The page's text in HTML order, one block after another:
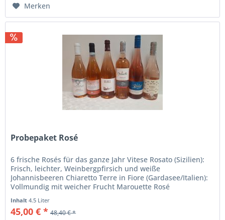
Merken
Probepaket Rosé
6 frische Rosés für das ganze Jahr Vitese Rosato (Sizilien):
Frisch, leichter, Weinbergpfirsich und weiße
Johannisbeeren Chiaretto Terre in Fiore (Gardasee/Italien):
Vollmundig mit weicher Frucht Marouette Rosé
(Südfrankreich): Zart,...
Inhalt4.5 Liter
45,00 € * 48,40 € *